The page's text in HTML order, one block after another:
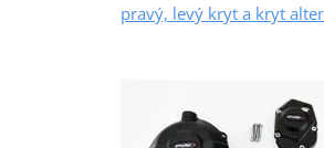
pravý, levý kryt a kryt